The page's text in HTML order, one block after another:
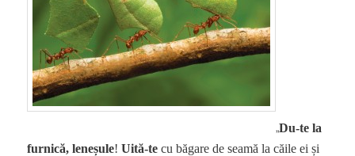
„Du-te la
furnică, leneșule!Uită-te cu băgare de seamă la căile ei și